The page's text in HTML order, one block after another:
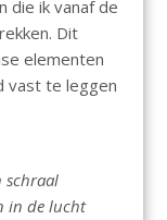
die ik vanaf de
Dit
elementen
vast te leggen
schraal
in de lucht